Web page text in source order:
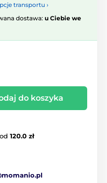
transportu ›
dostawa: u Ciebie we
do koszyka
od 120.0 zł